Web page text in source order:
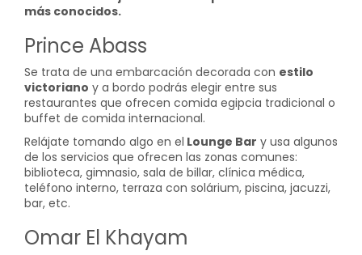
más conocidos.
Prince Abass
Se trata de una embarcación decorada con estilo
victoriano y a bordo podrás elegir entre sus
restaurantes que ofrecen comida egipcia tradicional o
buffet de comida internacional.
Relájate tomando algo en el Lounge Bar y usa algunos
de los servicios que ofrecen las zonas comunes:
biblioteca, gimnasio, sala de billar, clínica médica,
teléfono interno, terraza con solárium, piscina, jacuzzi,
bar, etc.
Omar El Khayam